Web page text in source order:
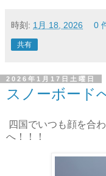
時刻: 1月 18, 2026 0
共有
2026年1月17日土曜日
スノーボード
四国でいつも顔を合
へ！！！